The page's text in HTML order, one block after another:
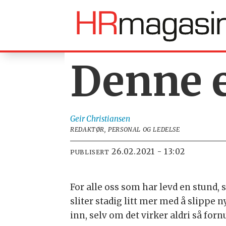
Denne
Geir Christiansen
REDAKTØR, PERSONAL OG LEDELSE
PUBLISERT 26.02.2021 - 13:02
For alle oss som har levd en stund,
sliter stadig litt mer med å slippe
inn, selv om det virker aldri så